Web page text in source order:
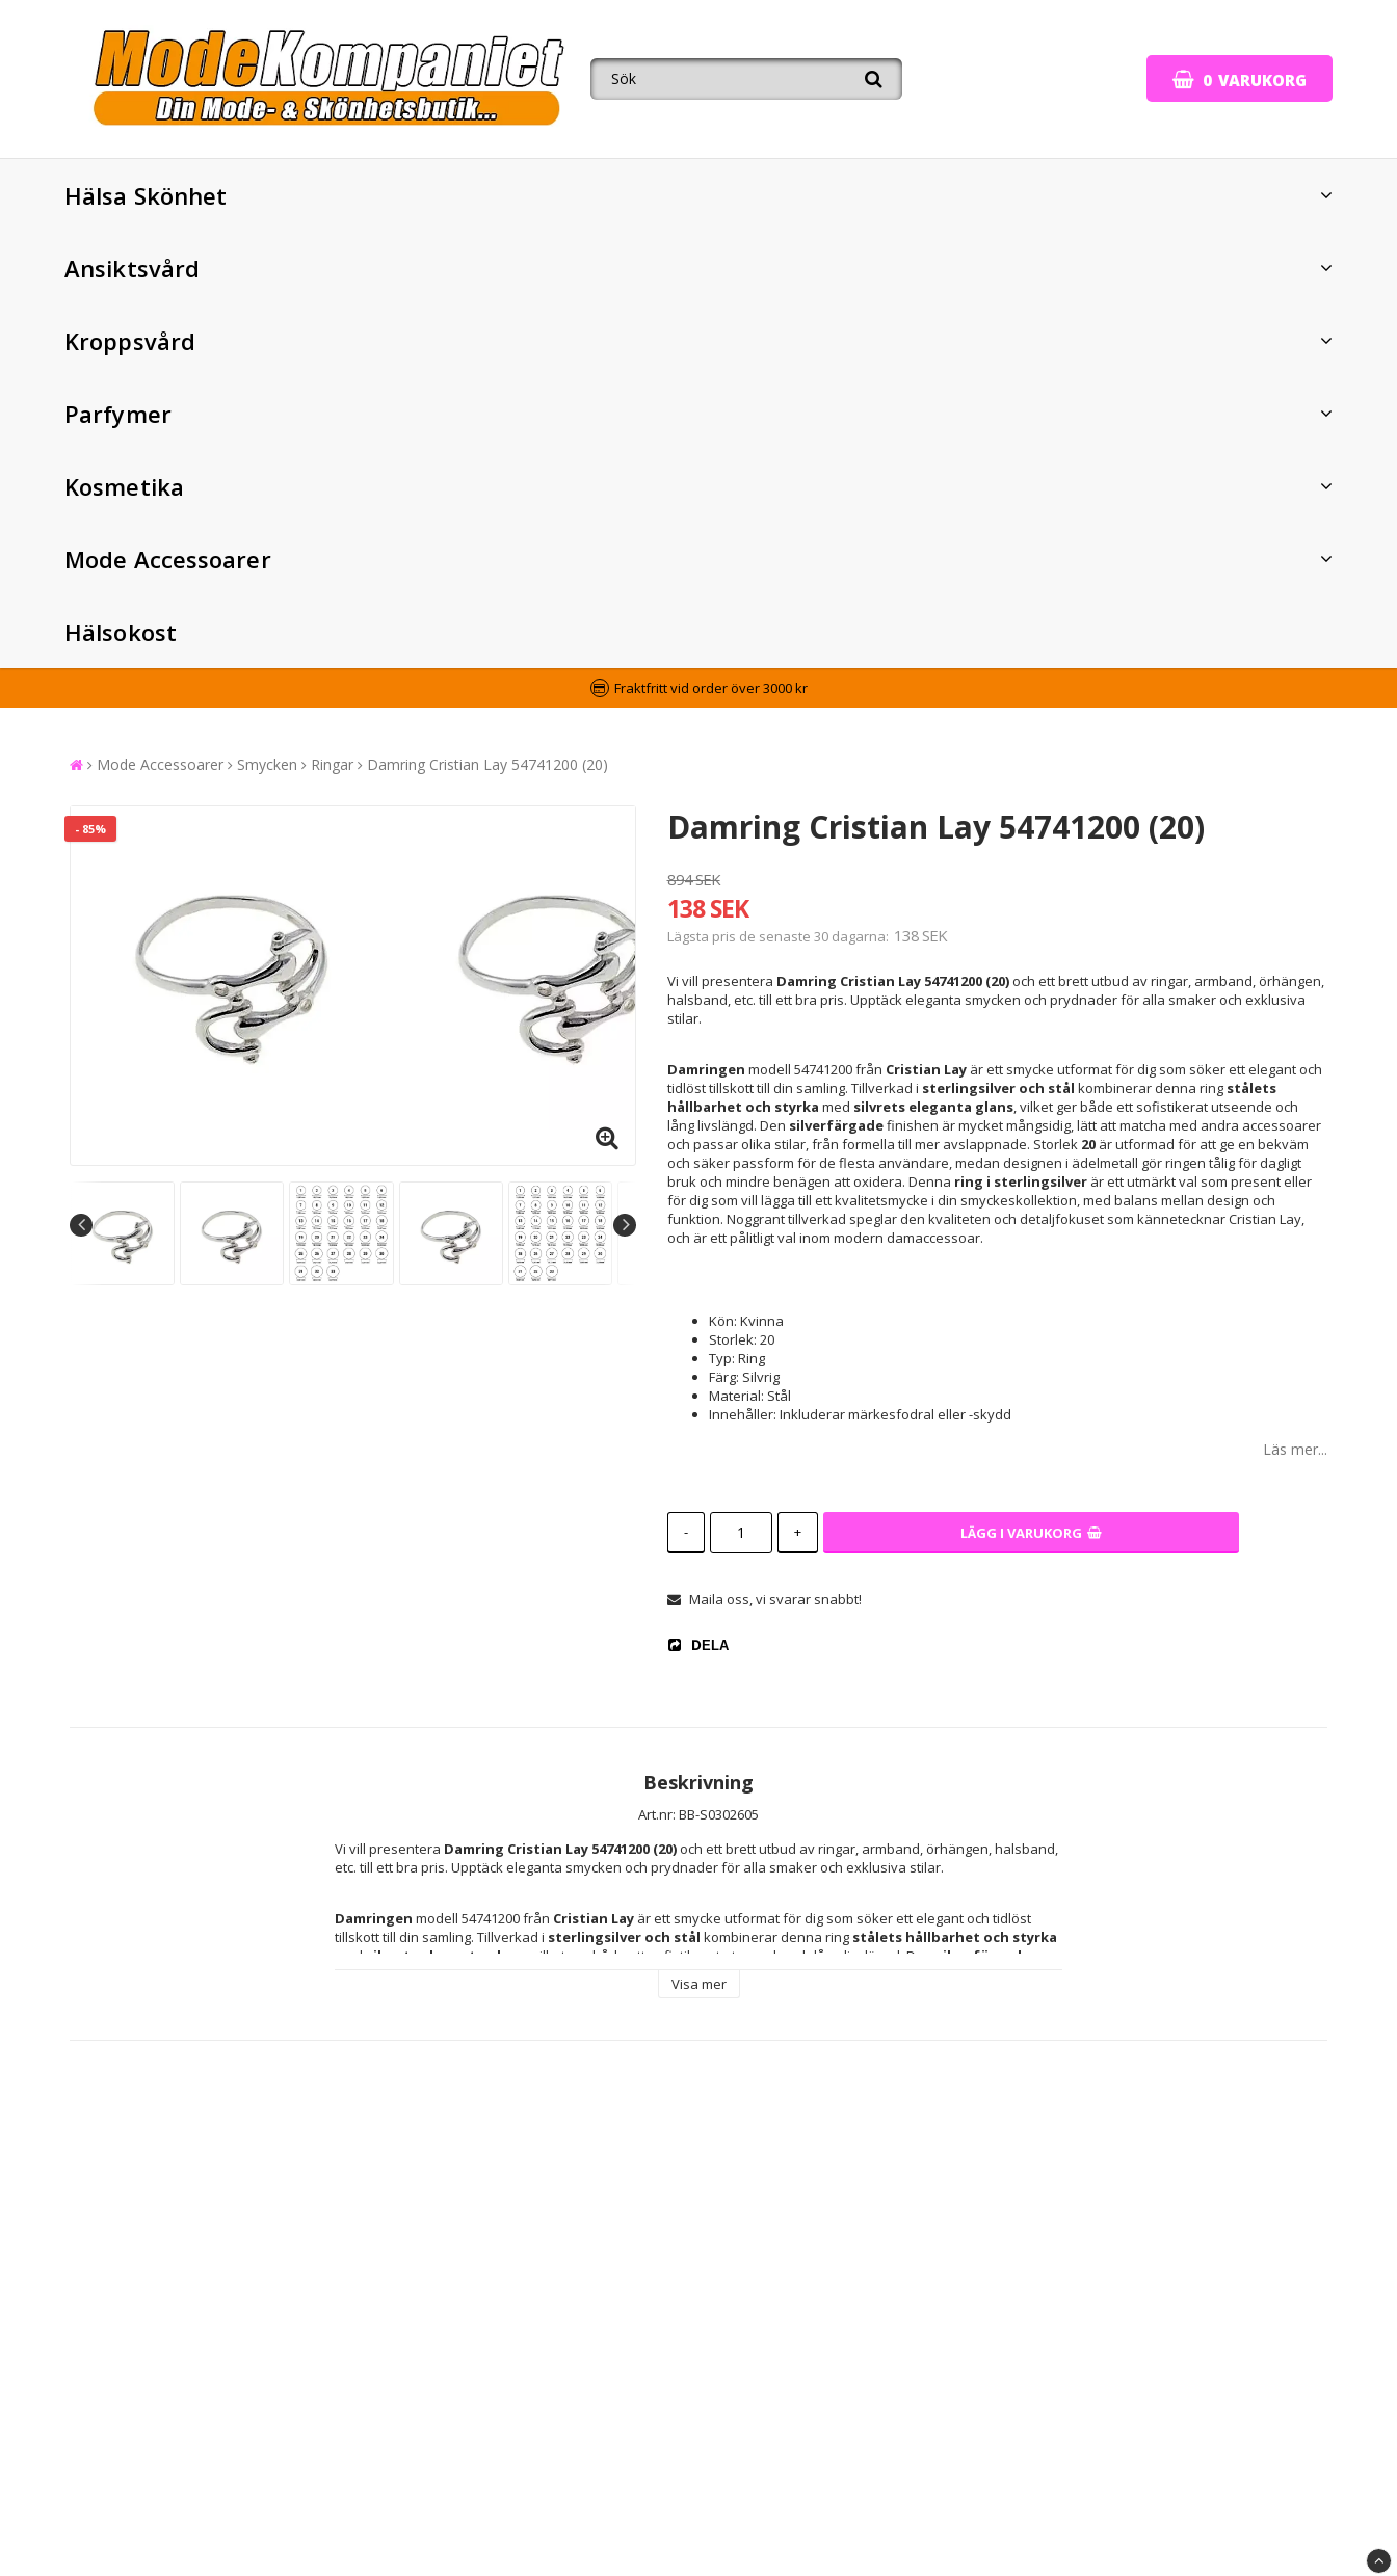
0 VARUKORG
Hälsa Skönhet
Ansiktsvård
Kroppsvård
Parfymer
Kosmetika
Mode Accessoarer
Hälsokost
Fraktfritt vid order över 3000 kr
Mode Accessoarer Smycken Ringar Damring Cristian Lay 54741200 (20)
- 85% Damring Cristian Lay 54741200 (20)
894 SEK
138 SEK
Lägsta pris de senaste 30 dagarna 138 SEK
Vi vill presentera Damring Cristian Lay 54741200 (20)och ett brett utbud av ringar, armband, örhängen,
halsband, etc. till ett bra pris. Upptäck eleganta smycken och prydnader för alla smaker och exklusiva
stilar.
Damringen modell 54741200 från Cristian Layär ett smycke utformat för dig som söker ett elegant och
tidlöst tillskott till din samling. Tillverkad i sterlingsilver och stål kombinerar denna ring stålets
hållbarhet och styrka med silvrets eleganta glans, vilket ger både ett sofistikerat utseende och
lång livslängd. Den silverfärgadefinishen är mycket mångsidig, lätt att matcha med andra accessoarer
och passar olika stilar, från formella till mer avslappnade. Storlek 20är utformad för att ge en bekväm
och säker passform för de flesta användare, medan designen i ädelmetall gör ringen tålig för dagligt
bruk och mindre benägen att oxidera. Denna ring i sterlingsilverär ett utmärkt val som present eller
för dig som vill lägga till ett kvalitetsmycke i din smyckeskollektion, med balans mellan design och
funktion. Noggrant tillverkad speglar den kvaliteten och detaljfokuset som kännetecknar Cristian Lay,
och är ett pålitligt val inom modern damaccessoar.
Kön: Kvinna
Storlek: 20
Typ: Ring
Färg: Silvrig
Material: Stål
Innehåller: Inkluderar märkesfodral eller -skydd
Läs mer...
- + LÄGG I VARUKORG
Maila oss, vi svarar snabbt!
DELA
Beskrivning
Art.nr: BB-S0302605
Vi vill presentera Damring Cristian Lay 54741200 (20) och ett brett utbud av ringar, armband, örhängen, halsband,
etc. till ett bra pris. Upptäck eleganta smycken och prydnader för alla smaker och exklusiva stilar.
Damringen modell 54741200 från Cristian Lay är ett smycke utformat för dig som söker ett elegant och tidlöst
tillskott till din samling. Tillverkad i sterlingsilver och stål kombinerar denna ring stålets hållbarhet och styrka
med
silvrets eleganta glans , vilket ger både ett sofistikerat utseende och lång livslängd. Den
silverfärgade
är utformad för att ge en bekväm och säker passform för de flesta användare, medan
Visa mer